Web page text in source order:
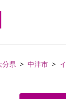
分県 中津市